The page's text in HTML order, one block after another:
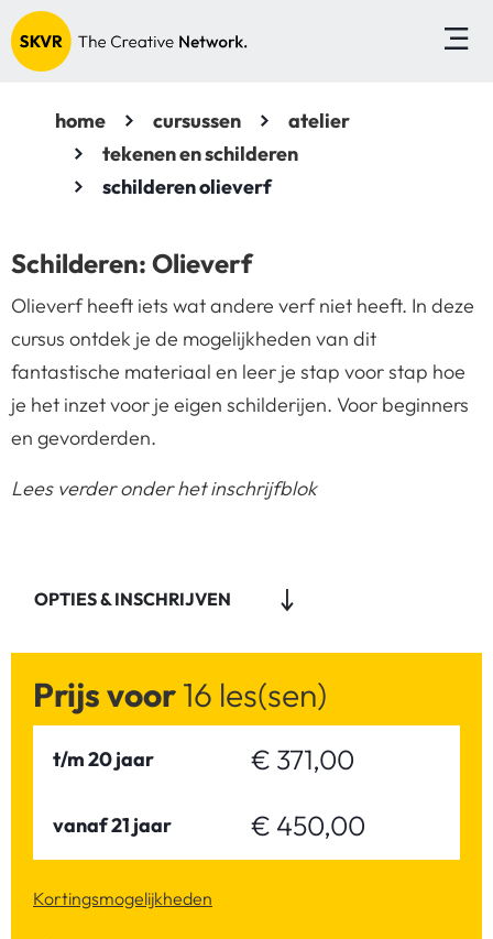
home cursussen
atelier
tekenen en schilderen
schilderen olieverf
Schilderen: Olieverf
Olieverf heeft iets wat andere verf niet heeft. In deze
cursus ontdek je de mogelijkheden van dit
fantastische materiaal en leer je stap voor stap hoe
je het inzet voor je eigen schilderijen. Voor beginners
en gevorderden.
Lees verder onder het inschrijfblok
OPTIES & INSCHRIJVEN
Prijs voor16 les(sen)
t/m 20 jaar € 371,00
vanaf 21 jaar € 450,00
Kortingsmogelijkheden